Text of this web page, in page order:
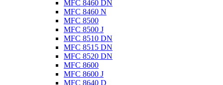
MFC 8460 DN
MFC 8460 N
MFC 8500
MFC 8500 J
MFC 8510 DN
MFC 8515 DN
MFC 8520 DN
MFC 8600
MFC 8600 J
MFC 8640 D